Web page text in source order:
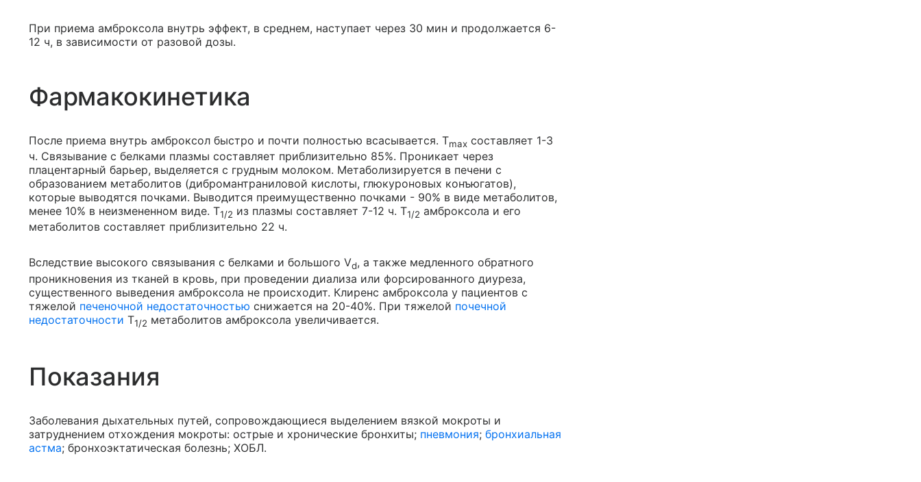
При приема амброксола внутрь эффект, в среднем, наступает через 30 мин и продолжается 6-
12 ч, в зависимости от разовой дозы.
Фармакокинетика
После приема внутрь амброксол быстро и почти полностью всасывается. Тmax составляет 1-3
ч. Связывание с белками плазмы составляет приблизительно 85%. Проникает через
плацентарный барьер, выделяется с грудным молоком. Метаболизируется в печени с
образованием метаболитов (дибромантраниловой кислоты, глюкуроновых конъюгатов),
которые выводятся почками. Выводится преимущественно почками - 90% в виде метаболитов,
менее 10% в неизмененном виде. T1/2 из плазмы составляет 7-12 ч. T1/2 амброксола и его
метаболитов составляет приблизительно 22 ч.
Вследствие высокого связывания с белками и большого Vd, а также медленного обратного
проникновения из тканей в кровь, при проведении диализа или форсированного диуреза,
существенного выведения амброксола не происходит. Клиренс амброксола у пациентов с
тяжелой печеночной недостаточностью снижается на 20-40%. При тяжелой почечной
недостаточности T1/2 метаболитов амброксола увеличивается.
Показания
Заболевания дыхательных путей, сопровождающиеся выделением вязкой мокроты и
затруднением отхождения мокроты: острые и хронические бронхиты; пневмония; бронхиальная
астма; бронхоэктатическая болезнь; ХОБЛ.